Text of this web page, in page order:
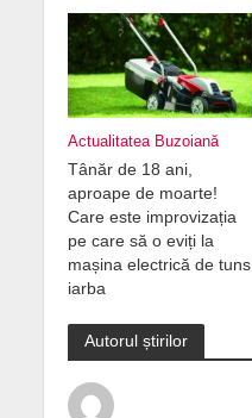
Actualitatea Buzoiană
Tânăr de 18 ani,
aproape de moarte!
Care este improvizația
pe care să o eviți la
mașina electrică de tuns
iarba
Autorul știrilor